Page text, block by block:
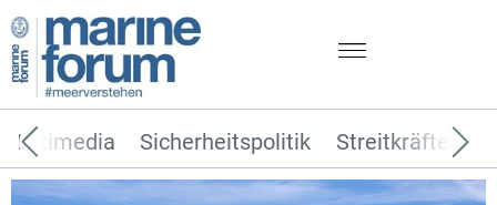
Sicherheitspolitik Streitkräfte
Multimedia